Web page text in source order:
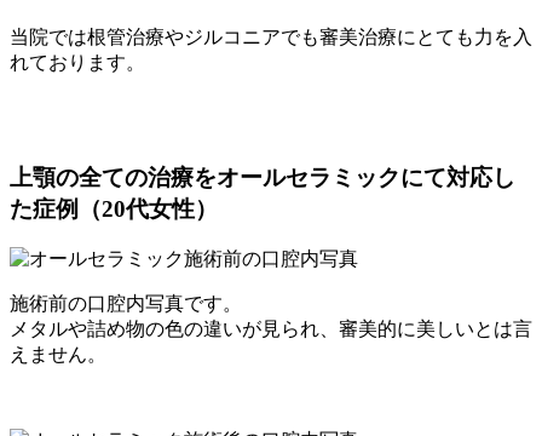
当院では根管治療やジルコニアでも審美治療にとても力を入
れております。
上顎の全ての治療をオールセラミックにて対応し
た症例（20代女性）
施術前の口腔内写真です。
メタルや詰め物の色の違いが見られ、審美的に美しいとは言
えません。